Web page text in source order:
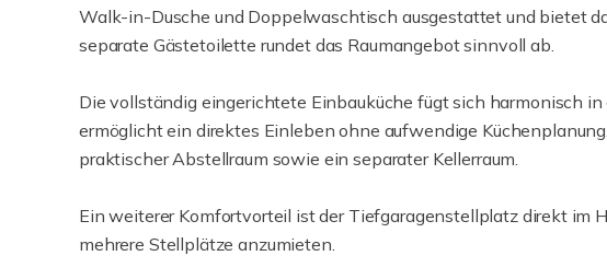
Walk-in-Dusche und Doppelwaschtisch ausgestattet und bietet
separate Gästetoilette rundet das Raumangebot sinnvoll ab.
Die vollständig eingerichtete Einbauküche fügt sich harmonisch
ermöglicht ein direktes Einleben ohne aufwendige
praktischer Abstellraum sowie ein separater Kellerraum.
Ein weiterer Komfortvorteil ist der Tiefgaragenstellplatz direkt im
mehrere Stellplätze anzumieten.